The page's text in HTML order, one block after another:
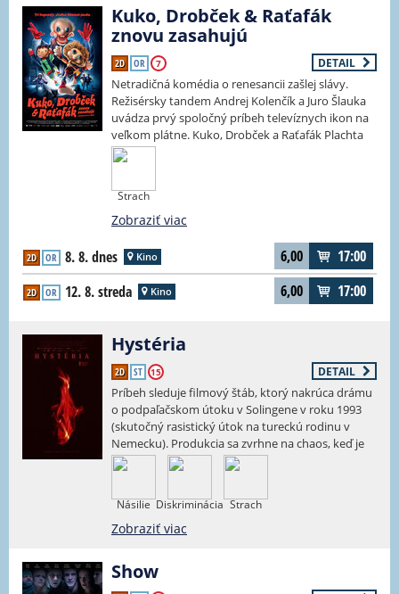
Kuko, Drobček & Raťafák
znovu zasahujú
2D OR 7 DETAIL
Netradičná komédia o renesancii zašlej slávy.
Režisérsky tandem Andrej Kolenčík a Juro Šlauka
uvádza prvý spoločný príbeh televíznych ikon na
veľkom plátne. Kuko, Drobček a Raťafák Plachta
boli kedysi kultoví bábkoví hrdinovia, ktorých
náhle nevytratili. Dnes žijú v úzadí zabudnutia.
Keď sa však po rokoch znovu stretnú, rozhodnú
priatelia sa vrhajú do dobrodružstva plného
nečakaných zvratov, aby zistili, či ešte majú
miesto v dnešnom svete a či dokážu držať spolu.
Rýchlo pochopia, že cesta späť nebude taká
Strach
Zobraziť viac
2D OR 8. 8. dnes Kino 6,00 17:00
2D OR 12. 8. streda Kino 6,00 17:00
Hystéria
2D ST 15 DETAIL
Príbeh sleduje filmový štáb, ktorý nakrúca drámu
o podpaľačskom útoku v Solingene v roku 1993
(skutočný rasistický útok na tureckú rodinu v
Nemecku). Produkcia sa zvrhne na chaos, keď je
na pľaci spálený Korán – údajne z umeleckých
Násilie Diskriminácia Strach
Zobraziť viac
Show